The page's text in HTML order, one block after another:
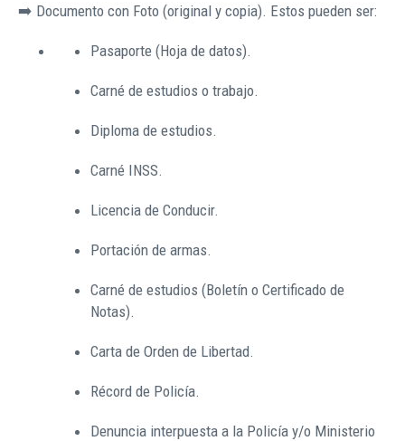
➡️ Documento con Foto (original y copia). Estos pueden ser:
Pasaporte (Hoja de datos).
Carné de estudios o trabajo.
Diploma de estudios.
Carné INSS.
Licencia de Conducir.
Portación de armas.
Carné de estudios (Boletín o Certificado de
Notas).
Carta de Orden de Libertad.
Récord de Policía.
Denuncia interpuesta a la Policía y/o Ministerio